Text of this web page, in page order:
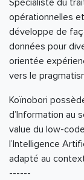
Spécialiste du
opérationnelles
développe de
données pour
orientée
vers le
Koïnobori
d’Information au
value du low-
l’Intelligence
adapté au
------